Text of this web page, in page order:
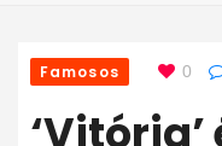
Famosos 0
‘Vitória’ é o reflexo da